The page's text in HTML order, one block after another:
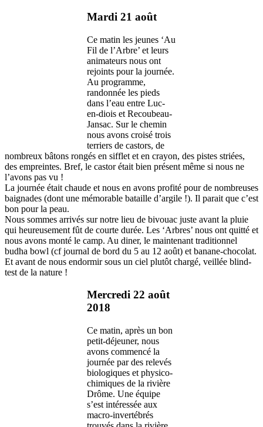
Mardi 21 août
Ce matin les jeunes ‘Au
Fil de l’Arbre’ et leurs
animateurs nous ont
rejoints pour la journée.
Au programme,
randonnée les pieds
dans l’eau entre Luc-
en-diois et Recoubeau-
Jansac. Sur le chemin
nous avons croisé trois
terriers de castors, de
nombreux bâtons rongés en sifflet et en crayon, des pistes striées,
des empreintes. Bref, le castor était bien présent même si nous ne
l’avons pas vu !
La journée était chaude et nous en avons profité pour de nombreuses
baignades (dont une mémorable bataille d’argile !). Il parait que c’est
bon pour la peau.
Nous sommes arrivés sur notre lieu de bivouac juste avant la pluie
qui heureusement fût de courte durée. Les ‘Arbres’ nous ont quitté et
nous avons monté le camp. Au diner, le maintenant traditionnel
budha bowl (cf journal de bord du 5 au 12 août) et banane-chocolat.
Et avant de nous endormir sous un ciel plutôt chargé, veillée blind-
test de la nature !
Mercredi 22 août
2018
Ce matin, après un bon
petit-déjeuner, nous
avons commencé la
journée par des relevés
biologiques et physico-
chimiques de la rivière
Drôme. Une équipe
s’est intéressée aux
macro-invertébrés